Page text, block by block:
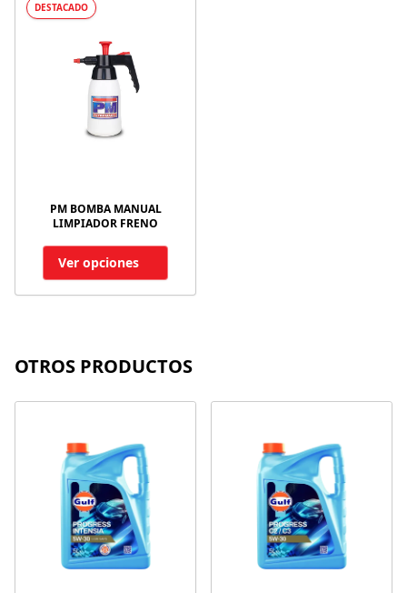
DESTACADO
PM BOMBA MANUAL
LIMPIADOR FRENO
Ver opciones
OTROS PRODUCTOS